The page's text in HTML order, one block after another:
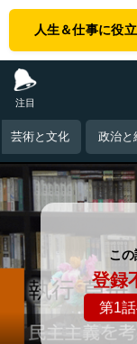
人生＆仕事に役
注目
芸術と文化 政治と
こ
登録
第1